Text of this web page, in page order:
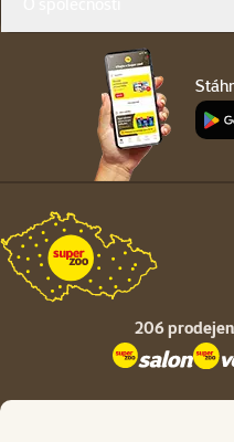
206